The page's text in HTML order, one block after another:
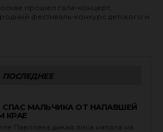
прошел гала-концерт,
фестиваль-конкурс детского и
ПОСЛЕДНЕЕ
МАЛЬЧИКА ОТ НАПАВШЕЙ
КРАЕ
Павловка дикая лиса напала на